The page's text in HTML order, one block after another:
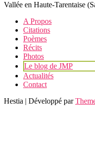
Vallée en Haute-Tarentaise
A Propos
Citations
Poèmes
Récits
Photos
Le blog de JMP
Actualités
Contact
Hestia | Développé par